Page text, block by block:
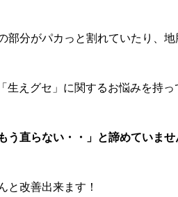
分がパカっと割れていたり、
えグセ」に関するお悩みを持っ
う直らない・・」 と諦めていませ
改善出来ます！